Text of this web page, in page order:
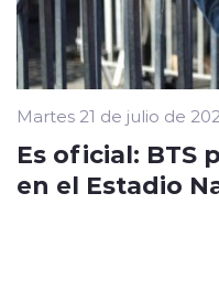
Martes 21 de julio de
Es oficial: BTS
en el Estadio